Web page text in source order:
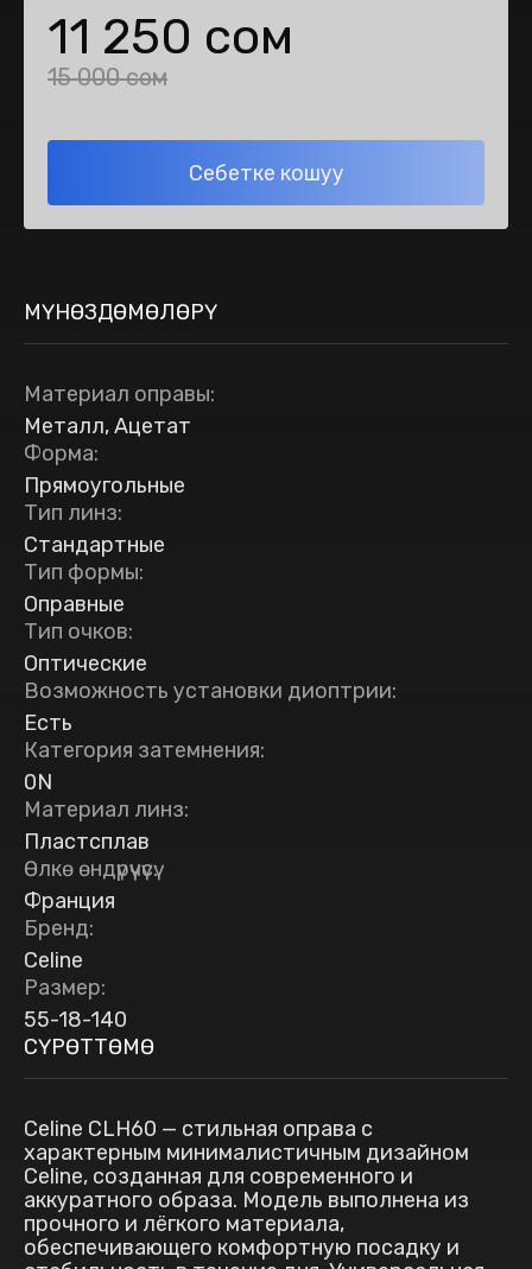
11 250 сом
15 000 сом
Себетке кошуу
МҮНӨЗДӨМӨЛӨРҮ
Материал оправы:
Металл, Ацетат
Форма:
Прямоугольные
Тип линз:
Стандартные
Тип формы:
Оправные
Тип очков:
Оптические
Возможность установки диоптрии:
Есть
Категория затемнения:
0N
Материал линз:
Пластсплав
Өлкө өндүрүүчүсү:
Франция
Бренд:
Celine
Размер:
55-18-140
СҮРӨТТӨМӨ
Celine CLH60 — стильная оправа с
характерным минималистичным дизайном
Celine, созданная для современного и
аккуратного образа. Модель выполнена из
прочного и лёгкого материала,
обеспечивающего комфортную посадку и